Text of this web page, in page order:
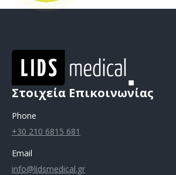
Στοιχεία Επικοινωνίας
Phone
+30 210 6815 681
Email
info@lidsmedical.gr